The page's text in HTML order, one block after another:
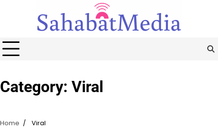
Category: Viral
Home Viral